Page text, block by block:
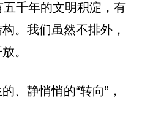
千年的文明积淀，有
。我们虽然不排外，
。
、静悄悄的“转向”，